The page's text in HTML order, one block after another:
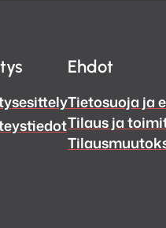
ulkotiloissa.
Ehdot
Tietosuoja ja
Tilaus ja